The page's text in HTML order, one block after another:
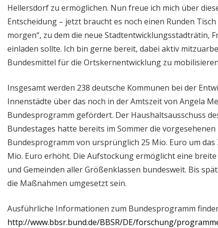
Hellersdorf zu ermöglichen. Nun freue ich mich über
Entscheidung – jetzt braucht es noch einen Runden
morgen“, zu dem die neue Stadtentwicklungsstadträtin,
einladen sollte. Ich bin gerne bereit, dabei aktiv
Bundesmittel für die Ortskernentwicklung zu
Insgesamt werden 238 deutsche Kommunen bei der
Innenstädte über das noch in der Amtszeit von Angela
Bundesprogramm gefördert. Der Haushaltsausschuss
Bundestages hatte bereits im Sommer die
Bundesprogramm von ursprünglich 25 Mio. Euro um das
Mio. Euro erhöht. Die Aufstockung ermöglicht eine
und Gemeinden aller Größenklassen bundesweit. Bis
die Maßnahmen umgesetzt sein.
Ausführliche Informationen zum Bundesprogramm
http://www.bbsr.bund.de/BBSR/DE/forschung/